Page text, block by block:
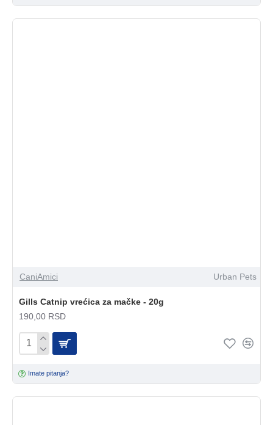
CaniAmici Urban Pets
Gills Catnip vrećica za mačke - 20g
190,00 RSD
Imate pitanja?